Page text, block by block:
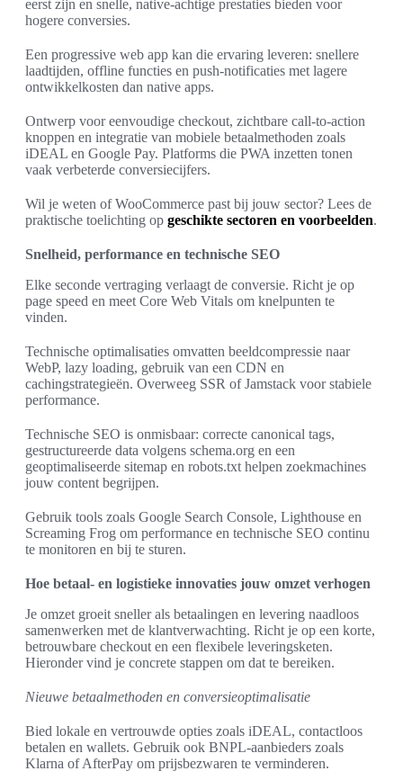
eerst zijn en snelle, native-achtige prestaties bieden voor
hogere conversies.
Een progressive web app kan die ervaring leveren: snellere
laadtijden, offline functies en push-notificaties met lagere
ontwikkelkosten dan native apps.
Ontwerp voor eenvoudige checkout, zichtbare call-to-action
knoppen en integratie van mobiele betaalmethoden zoals
iDEAL en Google Pay. Platforms die PWA inzetten tonen
vaak verbeterde conversiecijfers.
Wil je weten of WooCommerce past bij jouw sector? Lees de
praktische toelichting op geschikte sectoren en voorbeelden.
Snelheid, performance en technische SEO
Elke seconde vertraging verlaagt de conversie. Richt je op
page speed en meet Core Web Vitals om knelpunten te
vinden.
Technische optimalisaties omvatten beeldcompressie naar
WebP, lazy loading, gebruik van een CDN en
cachingstrategieën. Overweeg SSR of Jamstack voor stabiele
performance.
Technische SEO is onmisbaar: correcte canonical tags,
gestructureerde data volgens schema.org en een
geoptimaliseerde sitemap en robots.txt helpen zoekmachines
jouw content begrijpen.
Gebruik tools zoals Google Search Console, Lighthouse en
Screaming Frog om performance en technische SEO continu
te monitoren en bij te sturen.
Hoe betaal- en logistieke innovaties jouw omzet verhogen
Je omzet groeit sneller als betaalingen en levering naadloos
samenwerken met de klantverwachting. Richt je op een korte,
betrouwbare checkout en een flexibele leveringsketen.
Hieronder vind je concrete stappen om dat te bereiken.
Nieuwe betaalmethoden en conversieoptimalisatie
Bied lokale en vertrouwde opties zoals iDEAL, contactloos
betalen en wallets. Gebruik ook BNPL-aanbieders zoals
Klarna of AfterPay om prijsbezwaren te verminderen.